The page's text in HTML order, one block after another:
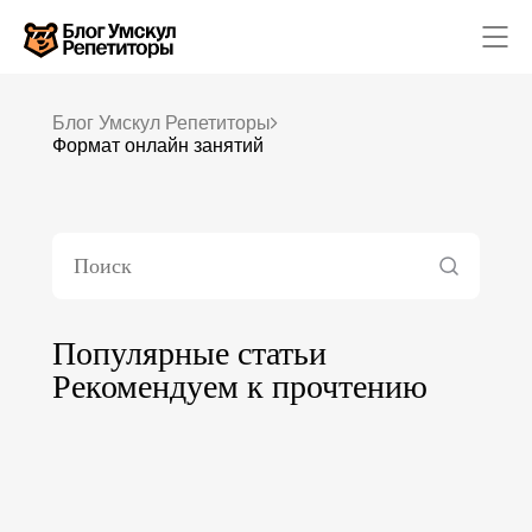
Химия
Информатика
Литература
История
Биология
Блог Умскул Репетиторы
Формат онлайн занятий
Популярные статьи
Рекомендуем к прочтению